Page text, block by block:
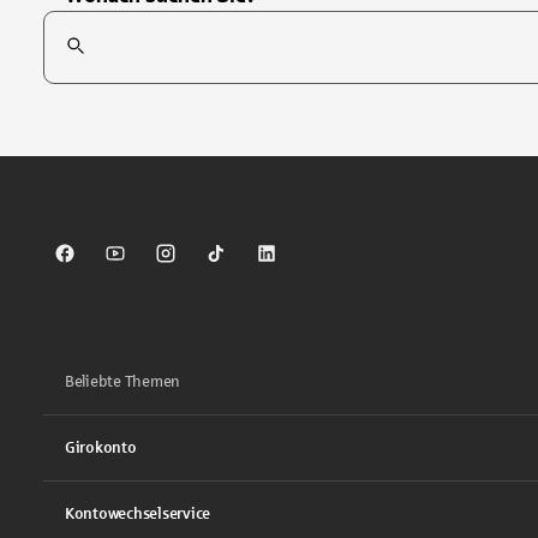
Suchfeld
Sparkasse auf Facebook
Sparkasse auf Youtube
Sparkasse auf Instagram
Sparkasse auf TikTok
Sparkasse auf LinkedIn
Beliebte Themen
Girokonto
Kontowechselservice